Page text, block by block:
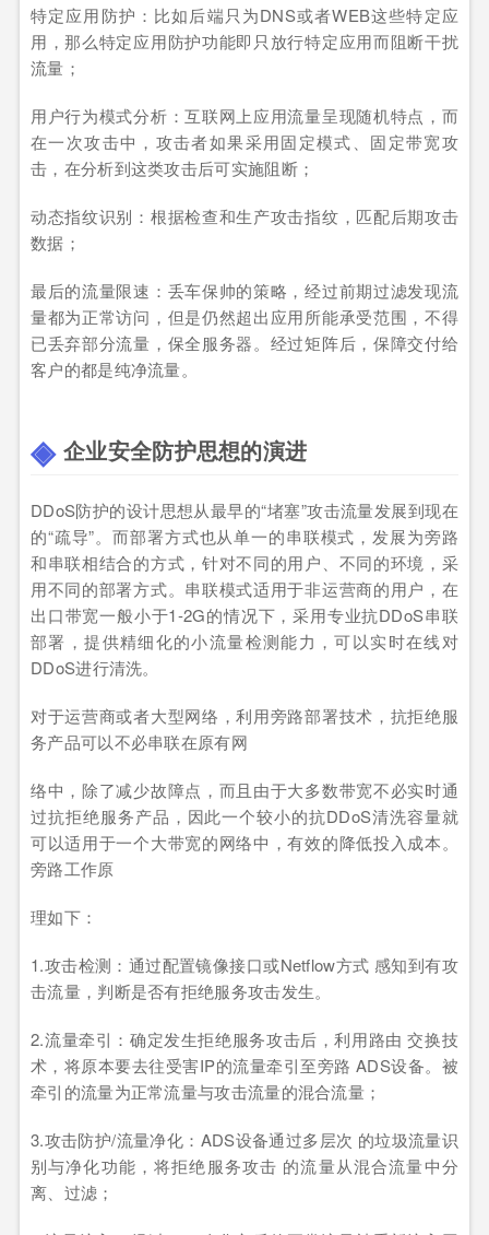
特定应用防护：比如后端只为DNS或者WEB这些特定应
用，那么特定应用防护功能即只放行特定应用而阻断干扰
流量；
用户行为模式分析：互联网上应用流量呈现随机特点，而
在一次攻击中，攻击者如果采用固定模式、固定带宽攻
击，在分析到这类攻击后可实施阻断；
动态指纹识别：根据检查和生产攻击指纹，匹配后期攻击
数据；
最后的流量限速：丢车保帅的策略，经过前期过滤发现流
量都为正常访问，但是仍然超出应用所能承受范围，不得
已丢弃部分流量，保全服务器。经过矩阵后，保障交付给
客户的都是纯净流量。
企业安全防护思想的演进
DDoS防护的设计思想从最早的“堵塞”攻击流量发展到现在
的“疏导”。而部署方式也从单一的串联模式，发展为旁路
和串联相结合的方式，针对不同的用户、不同的环境，采
用不同的部署方式。串联模式适用于非运营商的用户，在
出口带宽一般小于1-2G的情况下，采用专业抗DDoS串联
部署，提供精细化的小流量检测能力，可以实时在线对
DDoS进行清洗。
对于运营商或者大型网络，利用旁路部署技术，抗拒绝服
务产品可以不必串联在原有网
络中，除了减少故障点，而且由于大多数带宽不必实时通
过抗拒绝服务产品，因此一个较小的抗DDoS清洗容量就
可以适用于一个大带宽的网络中，有效的降低投入成本。
旁路工作原
理如下：
1.攻击检测：通过配置镜像接口或Netflow方式 感知到有攻
击流量，判断是否有拒绝服务攻击发生。
2.流量牵引：确定发生拒绝服务攻击后，利用路由 交换技
术，将原本要去往受害IP的流量牵引至旁路 ADS设备。被
牵引的流量为正常流量与攻击流量的混合流量；
3.攻击防护/流量净化：ADS设备通过多层次 的垃圾流量识
别与净化功能，将拒绝服务攻击 的流量从混合流量中分
离、过滤；